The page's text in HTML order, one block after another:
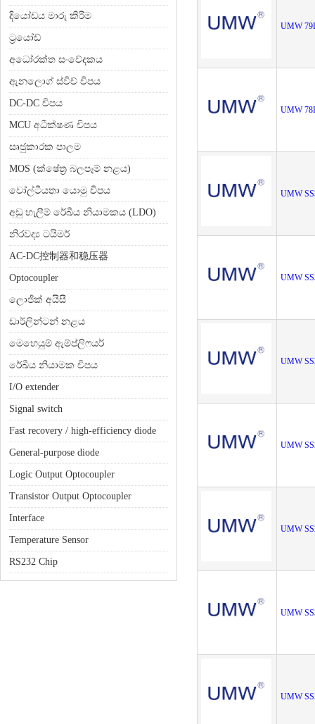
දියෝඩය මාරු කිරීම
ට්‍රයෝඩ්
අධෝරක්ත සංවේදකය
ඇනලොග් ස්විච් චිපය
DC-DC චිපය
MCU අධීක්ෂණ චිපය
සෘජුකාරක පාලම
MOS (ක්ෂේත්‍ර බලපෑම් නළය)
වෝල්ටීයතා යොමු චිපය
අඩු හැලීම් රේඛීය නියාමකය (LDO)
නිරවද්‍ය ටයිමර්
AC-DC控制器和稳压器
Optocoupler
ලොජික් අයිසී
ඩාර්ලින්ටන් නළය
මෙහෙයුම් ඇම්ප්ලිෆයර්
රේඛීය නියාමක චිපය
I/O extender
Signal switch
Fast recovery / high-efficiency diode
General-purpose diode
Logic Output Optocoupler
Transistor Output Optocoupler
Interface
Temperature Sensor
RS232 Chip
UMW
UMW
UMW
UMW
UMW
UMW
UMW
UMW
UMW